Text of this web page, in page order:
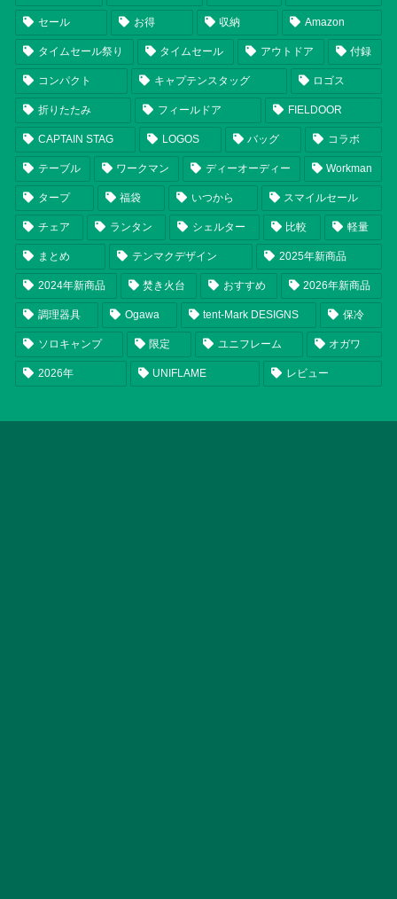
セール お得 収納 Amazon
タイムセール祭り タイムセール アウトドア 付録
コンパクト キャプテンスタッグ ロゴス
折りたたみ フィールドア FIELDOOR
CAPTAIN STAG LOGOS バッグ コラボ
テーブル ワークマン ディーオーディー Workman
タープ 福袋 いつから スマイルセール
チェア ランタン シェルター 比較 軽量
まとめ テンマクデザイン 2025年新商品
2024年新商品 焚き火台 おすすめ 2026年新商品
調理器具 Ogawa tent-Mark DESIGNS 保冷
ソロキャンプ 限定 ユニフレーム オガワ
2026年 UNIFLAME レビュー